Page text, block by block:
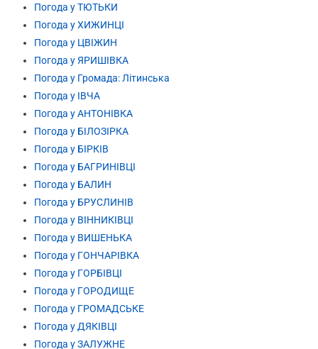
Погода у ТЮТЬКИ
Погода у ХИЖИНЦІ
Погода у ЦВІЖИН
Погода у ЯРИШІВКА
Погода у Громада: Літинська
Погода у ІВЧА
Погода у АНТОНІВКА
Погода у БІЛОЗІРКА
Погода у БІРКІВ
Погода у БАГРИНІВЦІ
Погода у БАЛИН
Погода у БРУСЛИНІВ
Погода у ВІННИКІВЦІ
Погода у ВИШЕНЬКА
Погода у ГОНЧАРІВКА
Погода у ГОРБІВЦІ
Погода у ГОРОДИЩЕ
Погода у ГРОМАДСЬКЕ
Погода у ДЯКІВЦІ
Погода у ЗАЛУЖНЕ